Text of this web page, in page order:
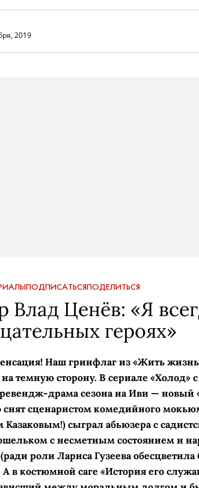
2019
ПОДПИСАТЬСЯПОДЕЛИТЬСЯ
Влад Ценёв: «Я
героях»
Наш гринфлаг из «Жить
темную сторону. В сериале «Холод»
ревендж-­драма сезона на Иви — новый
снят сценаристом комедийного
Казаковым!) сыграл абьюзера с
с несметным состоянием и
роли Лариса Гузеева обесцветила
А в костюмной саге «История его